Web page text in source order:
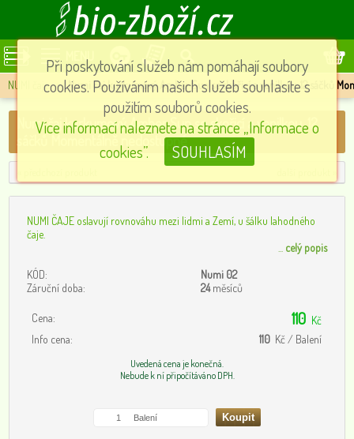
MENU
NUMI čaje » Numi čaj kurkumový Amber Sun se skořicí a vanilkou, 12 sáčků
Numi čaj kurkumový Amber Sun se skořicí a vanilkou, 12
sáčků Momentálně nedostupné
NUMI ČAJE oslavují rovnováhu mezi lidmi a Zemí, u šálku lahodného
čaje.
celý popis
KÓD:
Numi 02
Záruční doba:
24měsíců
Cena: 110 Kč
Info cena:
110 Kč / Balení
Uvedená cena je konečná.
Nebude k ní připočítáváno DPH.
Při poskytování služeb nám pomáhají soubory
cookies. Používáním našich služeb souhlasíte s
použitím souborů cookies.
Více informací naleznete na stránce „Informace o
cookies”.
SOUHLASÍM